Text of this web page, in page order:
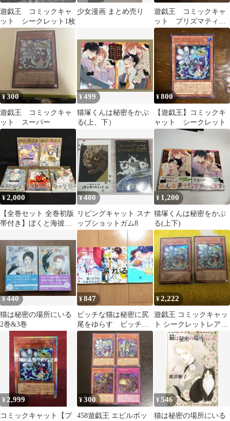
遊戯王 コミックキャ
ット シークレット1枚
少女漫画 まとめ売り
遊戯王 コミックキャ
ット プリズマティッ
クシークレットレア
¥300
遊戯王 コミックキャ
ット スーパー
¥499
猫塚くんは秘密をかぶ
る(上、下）
¥800
【遊戯王】コミックキ
ャット シークレット
¥2,000
【全巻セット 全巻初版
帯付き】ぼくと海彼女
¥400
リビングキャット スナ
ップショットガム8
¥ 1,200
猫塚くんは秘密をかぶ
る(上下)
¥440
猫は秘密の場所にいる
2巻&3巻
¥847
ビッチな猫は秘密に尻
尾をゆらす ビッチな
猫は甘噛みにみだれ
る 天王寺ミオ
¥2,222
遊戯王 コミックキャッ
ト シークレットレア
¥2,999
コミックキャット【プ
¥300
458遊戯王 エビルボッ
¥546
猫は秘密の場所にいる